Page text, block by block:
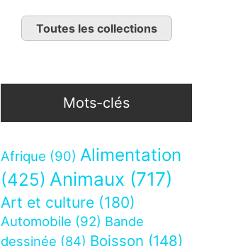
Toutes les collections
Mots-clés
Afrique (90) Alimentation
(425) Animaux (717)
Art et culture (180)
Automobile (92) Bande
dessinée (84) Boisson (148)